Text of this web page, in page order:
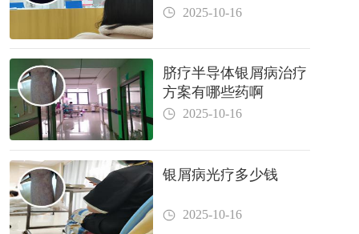
2025-10-16
脐疗半导体银屑病治疗
方案有哪些药啊
2025-10-16
银屑病光疗多少钱
2025-10-16